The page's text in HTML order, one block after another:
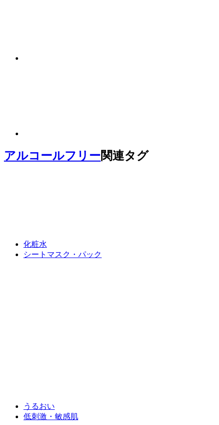
アルコールフリー関連タグ
化粧水
シートマスク・パック
うるおい
低刺激・敏感肌